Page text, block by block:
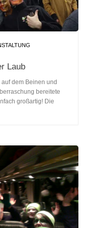
Laub
dem Beinen und
bereitete
großartig! Die